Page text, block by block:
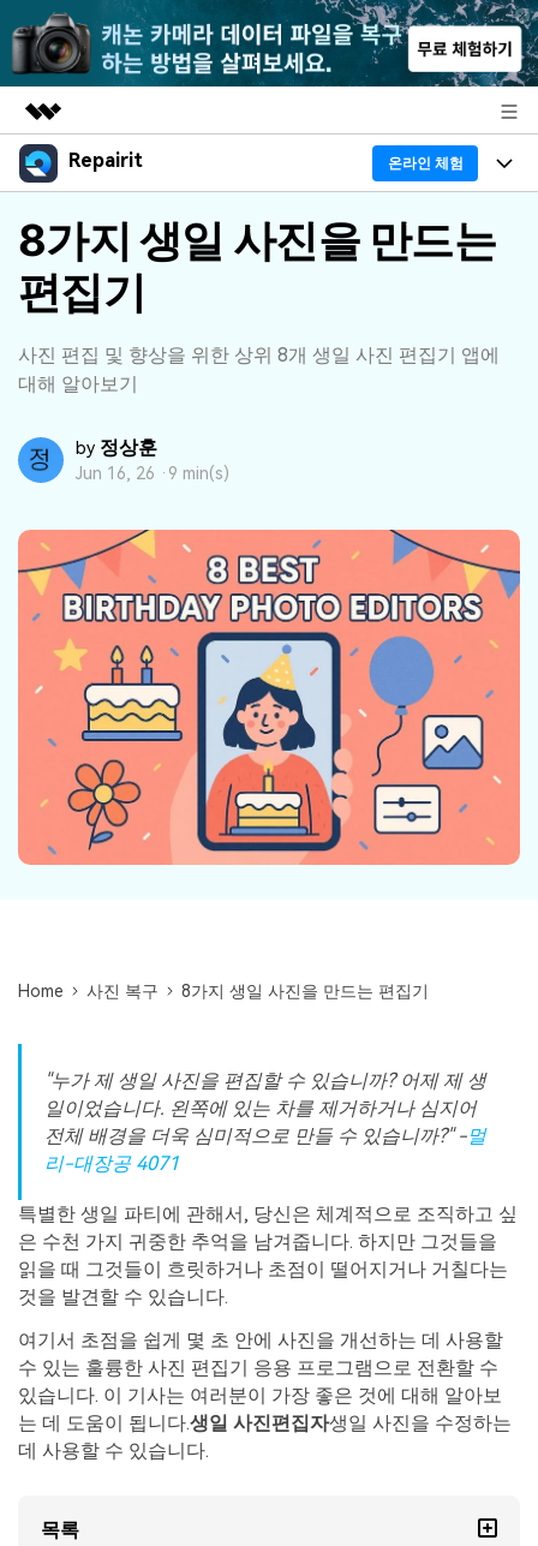
주요 제품
유틸리티
비즈니스
솔루션
회사 소개
뉴스룸
도움말 센터
Repairit 온라인 체험
프로그램
리페어릿
크로스 플랫폼 AI 복원 및 향상 도구
Repairit -- 이메일
Outlook 이메일 복구 솔루션
무료 체험하기
관련 제품
Relumi - 앱
UBackit - 데이터 백업
기능
AI 보정
Repairit 소개
손상된 파일 복구 전문가
기술 인사이트
활용 팁
데이터 복구 사례
외장 저장장치 복구
PC 복구
기타 복구
자세히 보기
플랜 확인
Repairit
인공지능 기반 영상, 사진, 문서 및 오디오 파일의 복
원 전문가
Repairit -- 이메일
PST 및 OST 파일과 분실된 Outlook 이메일 복구 솔
루션
로그인
8가지 생일 사진을 만드는
편집기
사진 편집 및 향상을 위한 상위 8개 생일 사진 편집기 앱에
대해 알아보기
by 정상훈
Jun 16, 26 · 9 min(s)
Home 사진 복구 8가지 생일 사진을 만드는 편집기
"누가 제 생일 사진을 편집할 수 있습니까? 어제 제 생
일이었습니다. 왼쪽에 있는 차를 제거하거나 심지어
전체 배경을 더욱 심미적으로 만들 수 있습니까?" -멀
리-대장공 4071
특별한 생일 파티에 관해서, 당신은 체계적으로 조직하고 싶
은 수천 가지 귀중한 추억을 남겨줍니다. 하지만 그것들을
읽을 때 그것들이 흐릿하거나 초점이 떨어지거나 거칠다는
것을 발견할 수 있습니다.
여기서 초점을 쉽게 몇 초 안에 사진을 개선하는 데 사용할
수 있는 훌륭한 사진 편집기 응용 프로그램으로 전환할 수
있습니다. 이 기사는 여러분이 가장 좋은 것에 대해 알아보
는 데 도움이 됩니다.생일 사진편집자생일 사진을 수정하는
데 사용할 수 있습니다.
목록